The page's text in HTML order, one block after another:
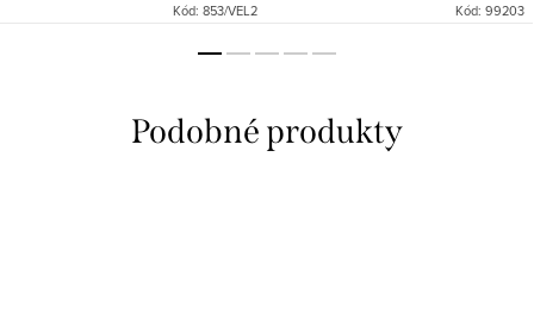
pohybuje při každém kroku a
Kód: 853/VEL2
Elegantní provedení spojuje...
Kód: 99203